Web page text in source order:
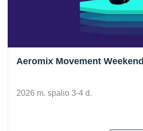
Aeromix Movement Weekend
2026 m. spalio 3-4 d.